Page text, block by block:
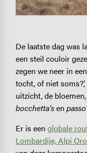
De laatste dag was
een steil couloir
zegen we neer in
tocht, of niet
uitzicht, de
bocchetta’sen
Er is een globale
Lombardije, Alpi